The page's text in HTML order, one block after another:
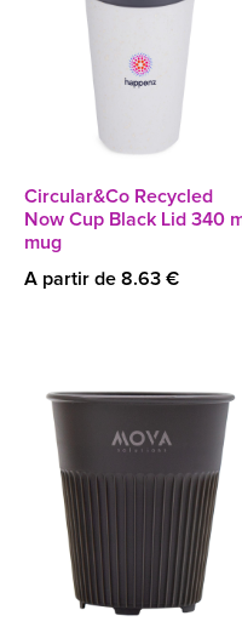
Circular&Co Recycled
Now Cup Black Lid 340
mug
A partir de 8.63 €